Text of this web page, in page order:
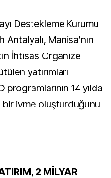
Manisa’nın
İhtisas Organize
yatırımları
programlarının 14 yılda
bir ivme oluşturduğunu
2 MİLYAR